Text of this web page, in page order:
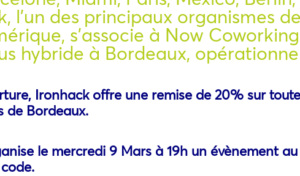
l’un des principaux organismes
s’associe à Now
hybride à Bordeaux,
Ironhack offre une remise de 20% sur
de Bordeaux.
le mercredi 9 Mars à 19h un évènement